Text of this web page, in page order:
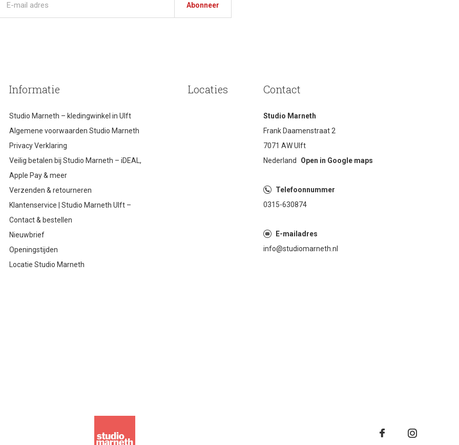
Abonneer
Informatie
Studio Marneth – kledingwinkel in Ulft
Algemene voorwaarden Studio Marneth
Privacy Verklaring
Veilig betalen bij Studio Marneth – iDEAL,
Apple Pay & meer
Verzenden & retourneren
Klantenservice | Studio Marneth Ulft –
Contact & bestellen
Nieuwbrief
Openingstijden
Locatie Studio Marneth
Locaties Contact
Studio Marneth
Frank Daamenstraat 2
7071 AW Ulft
Nederland
Open in Google maps
Telefoonnummer
0315-630874
E-mailadres
info@studiomarneth.nl